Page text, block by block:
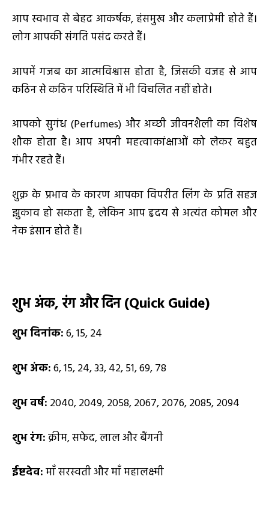
आप स्वभाव से बेहद आकर्षक, हंसमुख और कलाप्रेमी होते हैं।
लोग आपकी संगति पसंद करते हैं।
आपमें गजब का आत्मविश्वास होता है, जिसकी वजह से आप
कठिन से कठिन परिस्थिति में भी विचलित नहीं होते।
आपको सुगंध (Perfumes) और अच्छी जीवनशैली का विशेष
शौक होता है। आप अपनी महत्वाकांक्षाओं को लेकर बहुत
गंभीर रहते हैं।
शुक्र के प्रभाव के कारण आपका विपरीत लिंग के प्रति सहज
झुकाव हो सकता है, लेकिन आप हृदय से अत्यंत कोमल और
नेक इंसान होते हैं।
शुभ अंक,रंग और दिन (Quick Guide)
शुभ दिनांक:6, 15, 24
शुभ अंक:6, 15, 24, 33, 42, 51, 69, 78
शुभ वर्ष: 2040, 2049, 2058, 2067, 2076, 2085, 2094
शुभ रंग:क्रीम, सफेद, लाल और बैंगनी
ईष्टदेव:माँ सरस्वती और माँ महालक्ष्मी